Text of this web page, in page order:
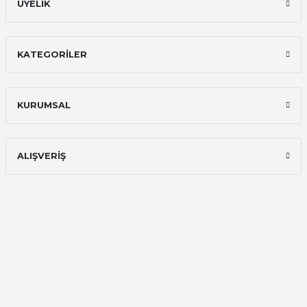
ÜYELİK
KATEGORİLER
KURUMSAL
ALIŞVERİŞ